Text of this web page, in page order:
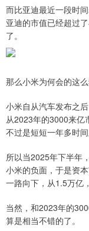
而比亚迪最近一段时
亚迪的市值已经超过
了。
那么小米为何会的这
小米自从汽车发布之
从2023年的3000来亿
不过是短短一年多时间
所以当2025年下半年
小米的负面，于是资
一路向下，从1.5万亿
当然，和2023年的
算是相当不错的了。